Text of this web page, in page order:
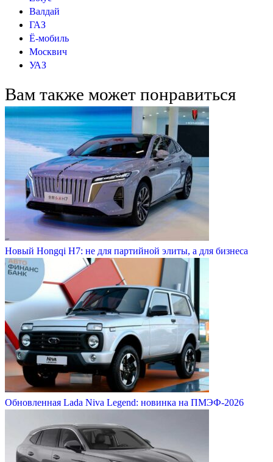
Валдай
ГАЗ
Ё-мобиль
Москвич
УАЗ
Вам также может понравиться
Новый Hongqi H7: не для партийной элиты, а для бизнеса
Обновленная Lada Niva Legend: новинка на ПМЭФ-2026